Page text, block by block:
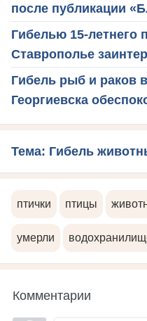
после публикации
Гибелью 15-летнего
Ставрополье
Гибель рыб и раков
Георгиевска
Тема: Гибель
птички птицы
умерли
Комментарии